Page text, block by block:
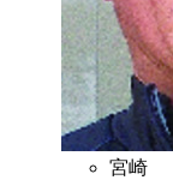
宮崎